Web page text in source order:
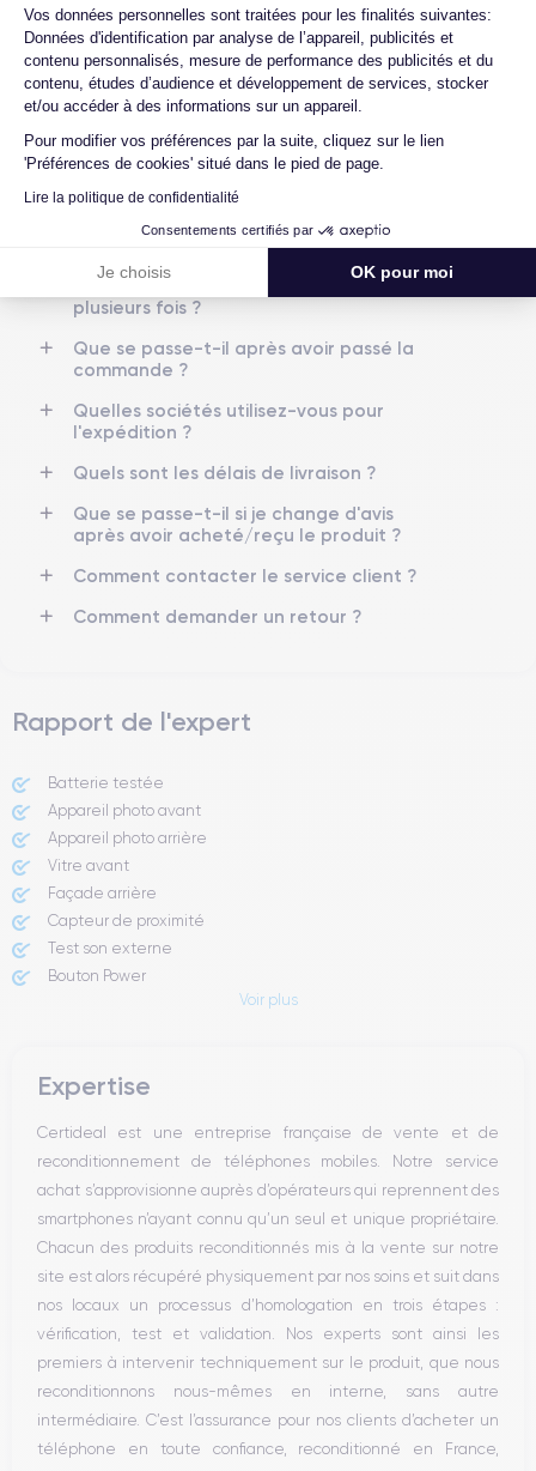
Vos données personnelles sont traitées pour les finalités suivantes:
Données d'identification par analyse de l’appareil, publicités et
contenu personnalisés, mesure de performance des publicités et du
contenu, études d’audience et développement de services, stocker
et/ou accéder à des informations sur un appareil.
Pour modifier vos préférences par la suite, cliquez sur le lien
'Préférences de cookies' situé dans le pied de page.
Lire la politique de confidentialité
Consentements certifiés par
Je choisis OK pour moi
Axeptio consent
Écran
OLED 6.1 pouces
Résolution écran
2532 x 1170 pixels
RAM Mémoire interne
Apple A14 Bionic
Nombre de cœurs
GPU 4 cœurs
Fréq. processeur
12 MP 12 MP
Résolution vidéo
4K - 3840x2160px
Recharge rapide
Oui, minimum 20W
Batterie Dual SIM
5G Oui, tous opérateurs
Si vous souhaitez en savoir plus, consulter la
reconditionné ?
Proposez-vous une assurance en cas de
casse due à des chocs ou à des chutes ?
Quels sont les accessoires inclus dans la
commande ?
produits ?
Quels sont vos modes de paiement ?
Est-il possible de payer l'iPhone 12 en
plusieurs fois ?
Que se passe-t-il après avoir passé la
commande ?
Quelles sociétés utilisez-vous pour
l'expédition ?
Quels sont les délais de livraison ?
Que se passe-t-il si je change d'avis
après avoir acheté/reçu le produit ?
Comment contacter le service client ?
Comment demander un retour ?
Rapport de l'expert
Batterie testée
Appareil photo avant
Appareil photo arrière ​
Vitre avant ​
Façade arrière
Capteur de proximité
Test son externe
Bouton Power
Haut parleur
Bouton Home
Bluetooth
WiFi
Réseau
Vibreur
Prise USB
Voir plus
Expertise
Certideal est une entreprise française de vente et de
reconditionnement de téléphones mobiles. Notre service
achat s’approvisionne auprès d’opérateurs qui reprennent des
smartphones n’ayant connu qu’un seul et unique propriétaire.
Chacun des produits reconditionnés mis à la vente sur notre
site est alors récupéré physiquement par nos soins et suit dans
nos locaux un processus d’homologation en trois étapes :
vérification, test et validation. Nos experts sont ainsi les
premiers à intervenir techniquement sur le produit, que nous
reconditionnons nous-mêmes en interne, sans autre
intermédiaire. C’est l’assurance pour nos clients d’acheter un
téléphone en toute confiance, reconditionné en France,